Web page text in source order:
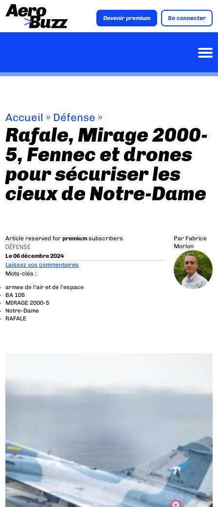
Devenir premium Se connecter
Accueil » Défense »
Rafale, Mirage 2000-
5, Fennec et drones
pour sécuriser les
cieux de Notre-Dame
Article reserved forpremium subscribers
DÉFENSE
Le 06 décembre 2024
Par Fabrice
Morlon
Laissez vos commentaires
Mots-clés :
armee de l'air et de l'espace
BA 105
MIRAGE 2000-5
Notre-Dame
RAFALE